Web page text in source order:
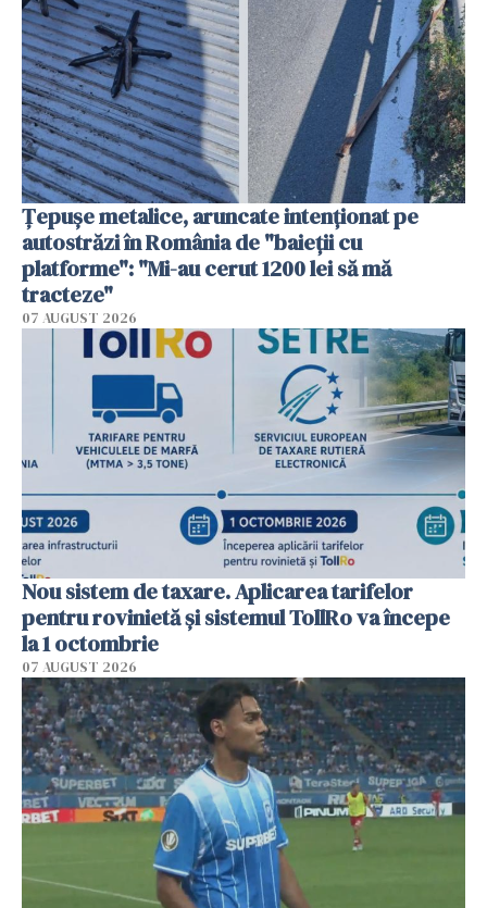
Țepușe metalice, aruncate intenționat pe
autostrăzi în România de "baieții cu
platforme": "Mi-au cerut 1200 lei să mă
tracteze"
07 AUGUST 2026
Nou sistem de taxare. Aplicarea tarifelor
pentru rovinietă şi sistemul TollRo va începe
la 1 octombrie
07 AUGUST 2026